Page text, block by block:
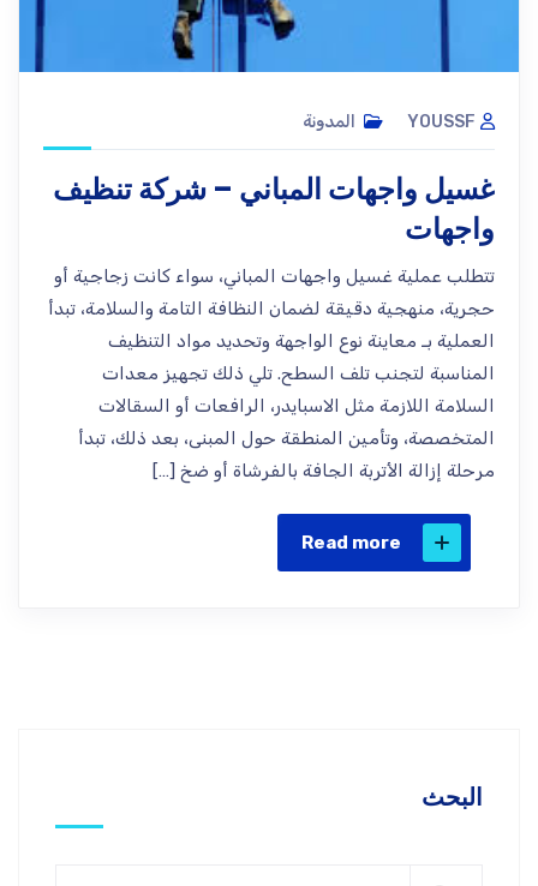
YOUSSF المدونة
غسيل واجهات المباني – شركة تنظيف
واجهات
تتطلب عملية غسيل واجهات المباني، سواء كانت زجاجية أو
حجرية، منهجية دقيقة لضمان النظافة التامة والسلامة، تبدأ
العملية بـ معاينة نوع الواجهة وتحديد مواد التنظيف
المناسبة لتجنب تلف السطح. تلي ذلك تجهيز معدات
السلامة اللازمة مثل الاسبايدر، الرافعات أو السقالات
المتخصصة، وتأمين المنطقة حول المبنى، بعد ذلك، تبدأ
مرحلة إزالة الأتربة الجافة بالفرشاة أو ضخ […]
Read more
البحث